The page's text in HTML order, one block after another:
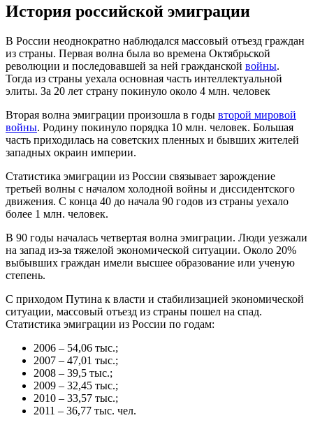
История российской эмиграции
В России неоднократно наблюдался массовый отъезд граждан
из страны. Первая волна была во времена Октябрьской
революции и последовавшей за ней гражданской войны.
Тогда из страны уехала основная часть интеллектуальной
элиты. За 20 лет страну покинуло около 4 млн. человек
Вторая волна эмиграции произошла в годы второй мировой
войны. Родину покинуло порядка 10 млн. человек. Большая
часть приходилась на советских пленных и бывших жителей
западных окраин империи.
Статистика эмиграции из России связывает зарождение
третьей волны с началом холодной войны и диссидентского
движения. С конца 40 до начала 90 годов из страны уехало
более 1 млн. человек.
В 90 годы началась четвертая волна эмиграции. Люди уезжали
на запад из-за тяжелой экономической ситуации. Около 20%
выбывших граждан имели высшее образование или ученую
степень.
С приходом Путина к власти и стабилизацией экономической
ситуации, массовый отъезд из страны пошел на спад.
Статистика эмиграции из России по годам:
2006 – 54,06 тыс.;
2007 – 47,01 тыс.;
2008 – 39,5 тыс.;
2009 – 32,45 тыс.;
2010 – 33,57 тыс.;
2011 – 36,77 тыс. чел.